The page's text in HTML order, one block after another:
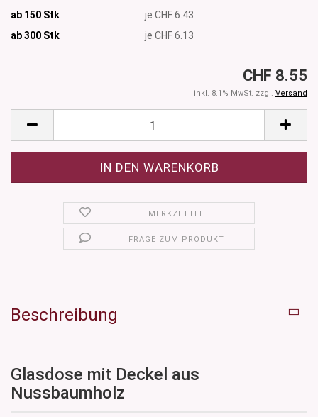
ab 150 Stk
je CHF 6.43
ab 300 Stk je CHF 6.13
CHF 8.55
inkl. 8.1% MwSt. zzgl. Versand
MERKZETTEL
FRAGE ZUM PRODUKT
Beschreibung
Glasdose mit Deckel aus
Nussbaumholz